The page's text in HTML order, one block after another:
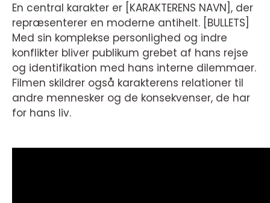
En central karakter er [KARAKTERENS NAVN], der
repræsenterer en moderne antihelt. [BULLETS]
Med sin komplekse personlighed og indre
konflikter bliver publikum grebet af hans rejse
og identifikation med hans interne dilemmaer.
Filmen skildrer også karakterens relationer til
andre mennesker og de konsekvenser, de har
for hans liv.